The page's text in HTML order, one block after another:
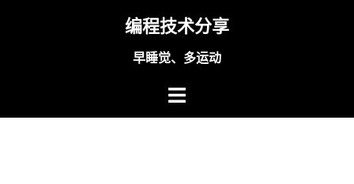
编程技术分享
早睡觉、多运动